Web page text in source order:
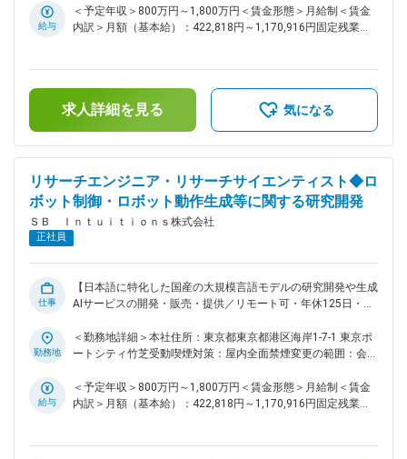
らない計算基盤を使って正面から戦えること ◎ユーザに対し
て価値のあるプロダクトを自ら考え提案し開発までを一貫して
たちは、未来の暮らしや産業を支える基盤として、日本ならで
はの強みを活かした「次世代デジタル社会基盤」の実現を目指
できる環境づくり ・自律的に判断・行動する高度なメタエー
ジェントの開発 これらの取り組みを通じて、さまざまな分野
に新たな可能性をもたらし、社会全体がより豊かに成長してい
ける未来の実現に貢献してまいります。 変更の範囲：会社の
定める業務
給与
＜予定年収＞800万円～1,800万円＜賃金形態＞月給制＜賃金
内訳＞月額（基本給）：422,818円～1,170,916円固定残業手
＜残業手当＞有＜給与補足＞※上限金額はその限りではござい
ません賃金はあくまでも目安の金額であり、選考を通じて上下
する可能性があります。月給(月額)は固定手当を含めた表記で
求人詳細を見る 気になる
リサーチエンジニア・リサーチサイエンティスト◆ロ
ボット制御・ロボット動作生成等に関する研究開発
ＳＢ Ｉｎｔｕｉｔｉｏｎｓ株式会社
正社員
仕事
【日本語に特化した国産の大規模言語モデルの研究開発や生成
AIサービスの開発・販売・提供／リモート可・年休125日・フ
ト制御・ロボット動作生成等に関する研究開発 ■業務内容 ・
大規模基盤モデルの構築およびそのためのデータ基盤構築 ・
内最大級規模の計算基盤を利用して、ロボットの動作生成をす
るための基盤モデルを構築していただきます。 変更の範囲：
勤務地
＜勤務地詳細＞本社住所：東京都東京都港区海岸1-7-1 東京ポ
ートシティ竹芝受動喫煙対策：屋内全面禁煙変更の範囲：会社
給与
＜予定年収＞800万円～1,800万円＜賃金形態＞月給制＜賃金
内訳＞月額（基本給）：422,818円～1,170,916円固定残業手